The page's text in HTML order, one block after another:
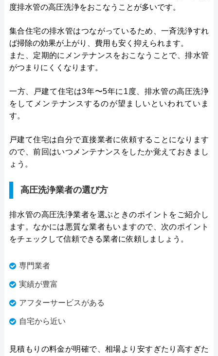
度排水管の高圧洗浄をおこなうことが多いです。
集合住宅の排水管はつながっているため、一斉洗浄すれ
ば掃除の効果が上がり、費用も安く抑えられます。
また、定期的にメンテナンスをおこなうことで、排水管
がつまりにくくなります。
一方、戸建て住宅は3年〜5年に1度、排水管の高圧洗浄
をしてメンテナンスするのが望ましいといわれていま
す。
戸建て住宅は自分で直接業者に依頼することになります
ので、前回はいつメンテナンスをしたか覚えておきまし
ょう。
高圧洗浄業者の選び方
排水管の高圧洗浄業者を選ぶときのポイントをご紹介し
ます。なかには悪質な業者もいますので、次のポイント
をチェックして信頼できる業者に依頼しましょう。
専門業者
実績が豊富
アフターサービスがある
自宅から近い
見積もりの料金が明確で、相場より安すぎたり高すぎた